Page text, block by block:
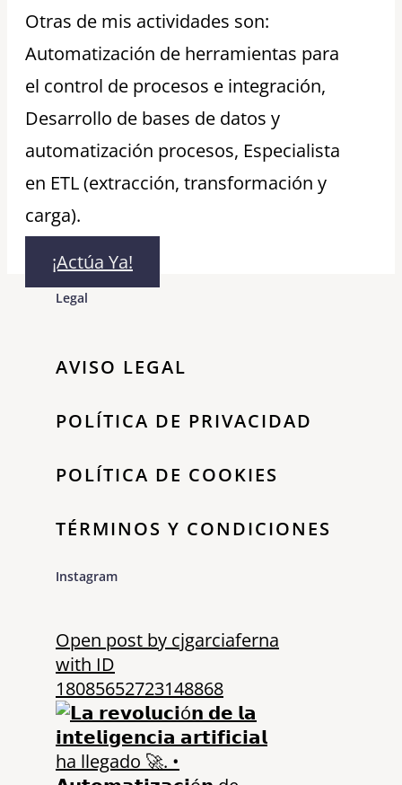
Otras de mis actividades son:
Automatización de herramientas para
el control de procesos e integración,
Desarrollo de bases de datos y
automatización procesos, Especialista
en ETL (extracción, transformación y
carga).
¡Actúa Ya!
Legal
AVISO LEGAL
POLÍTICA DE PRIVACIDAD
POLÍTICA DE COOKIES
TÉRMINOS Y CONDICIONES
Instagram
Open post by cjgarciaferna
with ID
18085652723148868